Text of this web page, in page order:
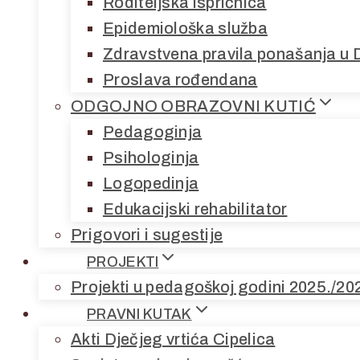
Epidemiološka služba
Zdravstvena pravila ponašanja u
Proslava rođendana
ODGOJNO OBRAZOVNI KUTIĆ
Pedagoginja
Psihologinja
Logopedinja
Edukacijski rehabilitator
Prigovori i sugestije
PROJEKTI
Projekti u pedagoškoj godini 2025./
PRAVNI KUTAK
Akti Dječjeg vrtića Cipelica